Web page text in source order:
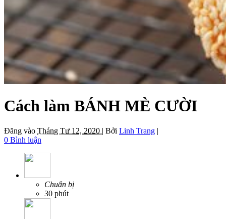
Cách làm BÁNH MÈ CƯỜI
Đăng vào Tháng Tư 12, 2020 | Bởi Linh Trang |
0 Bình luận
Chuẩn bị
30 phút